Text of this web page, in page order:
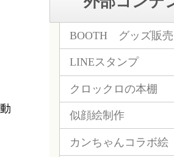
BOOTH グッズ販売
LINEスタンプ
クロックロの本棚
似顔絵制作
カンちゃんコラボ絵